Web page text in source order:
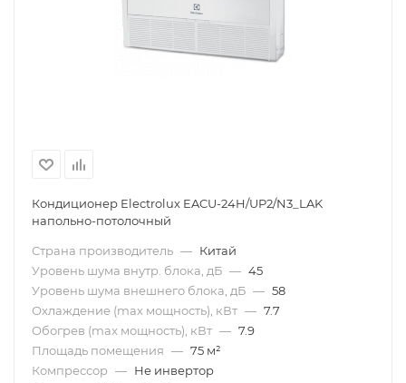
Кондиционер Electrolux EACU-24H/UP2/N3_LAK
напольно-потолочный
Страна производитель — Китай
Уровень шума внутр. блока, дБ — 45
Уровень шума внешнего блока, дБ — 58
Охлаждение (max мощность), кВт — 7.7
Обогрев (max мощность), кВт — 7.9
Площадь помещения — 75 м²
Компрессор — Не инвертор